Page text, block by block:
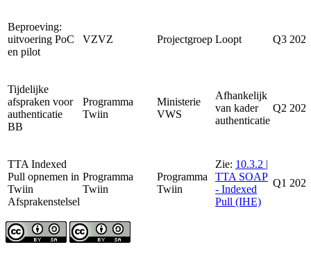
Beproeving:
uitvoering PoC
en pilot
VZVZ Projectgroep Loopt Q3 2026
Tijdelijke
afspraken voor
authenticatie
BB
Programma
Twiin
Ministerie
VWS
Afhankelijk
van kader
authenticatie
Q2 2026
TTA Indexed
Pull opnemen in
Twiin
Afsprakenstelsel
Programma
Twiin
Programma
Twiin
Zie: 10.3.2 |
TTA SOAP
- Indexed
Pull (IHE)
Q1 2027